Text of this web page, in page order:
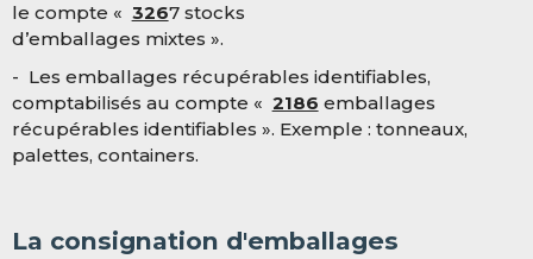
le compte « 3267 stocks
d’emballages mixtes ».
- Les emballages récupérables identifiables,
comptabilisés au compte « 2186 emballages
récupérables identifiables ». Exemple : tonneaux,
palettes, containers.
La consignation d'emballages